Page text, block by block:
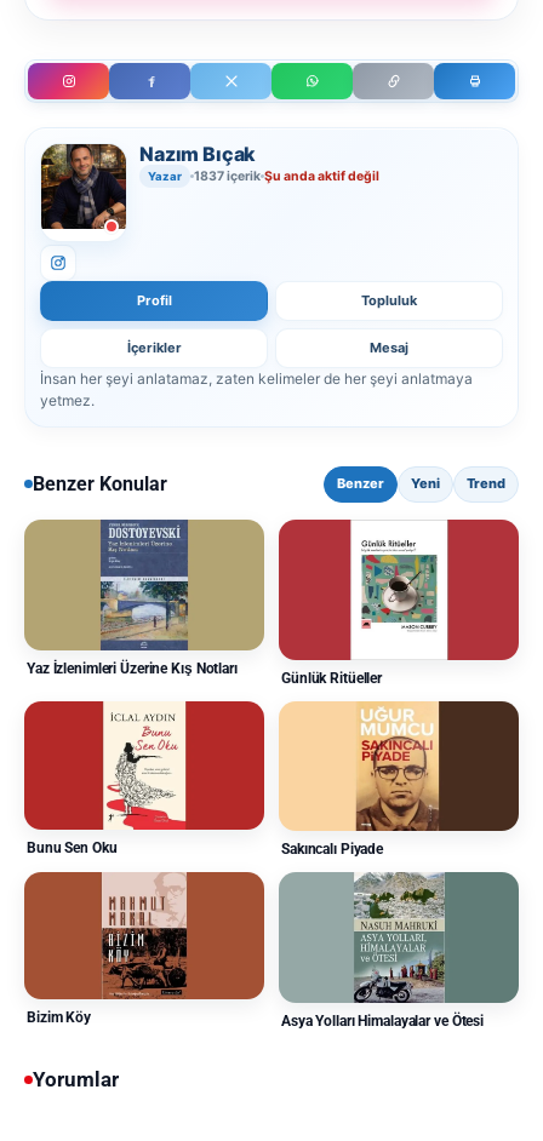
Nazım Bıçak
Yazar 1837 içerik Şu anda aktif değil
Profil Topluluk
İçerikler Mesaj
İnsan her şeyi anlatamaz, zaten kelimeler de her şeyi anlatmaya
yetmez.
Benzer Konular Benzer Yeni Trend
Yaz İzlenimleri Üzerine Kış Notları
Günlük Ritüeller
Bunu Sen Oku Sakıncalı Piyade
Bizim Köy Asya Yolları Himalayalar ve Ötesi
Yorumlar